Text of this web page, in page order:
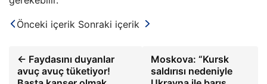
Önceki içerik Sonraki içerik
← Faydasını duyanlar
avuç avuç tüketiyor!
Moskova: “Kursk
saldırısı nedeniyle